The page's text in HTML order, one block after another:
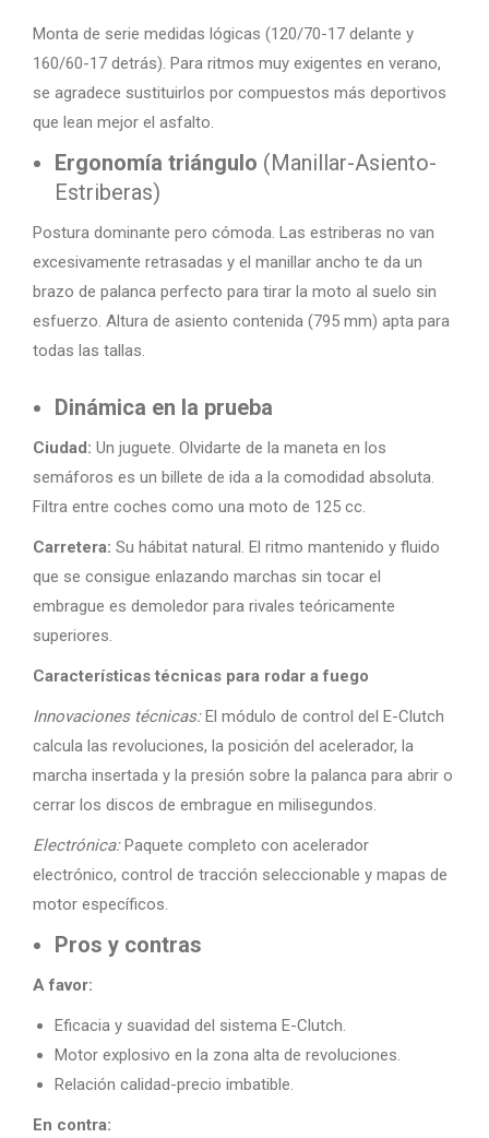
Monta de serie medidas lógicas (120/70-17 delante y
160/60-17 detrás). Para ritmos muy exigentes en verano,
se agradece sustituirlos por compuestos más deportivos
que lean mejor el asfalto.
Ergonomía triángulo (Manillar-Asiento-
Estriberas)
Postura dominante pero cómoda. Las estriberas no van
excesivamente retrasadas y el manillar ancho te da un
brazo de palanca perfecto para tirar la moto al suelo sin
esfuerzo. Altura de asiento contenida (795 mm) apta para
todas las tallas.
Dinámica en la prueba
Ciudad: Un juguete. Olvidarte de la maneta en los
semáforos es un billete de ida a la comodidad absoluta.
Filtra entre coches como una moto de 125 cc.
Carretera: Su hábitat natural. El ritmo mantenido y fluido
que se consigue enlazando marchas sin tocar el
embrague es demoledor para rivales teóricamente
superiores.
Características técnicas para rodar a fuego
Innovaciones técnicas:El módulo de control del E-Clutch
calcula las revoluciones, la posición del acelerador, la
marcha insertada y la presión sobre la palanca para abrir o
cerrar los discos de embrague en milisegundos.
Electrónica:Paquete completo con acelerador
electrónico, control de tracción seleccionable y mapas de
motor específicos.
Pros y contras
A favor:
Eficacia y suavidad del sistema E-Clutch.
Motor explosivo en la zona alta de revoluciones.
Relación calidad-precio imbatible.
En contra: